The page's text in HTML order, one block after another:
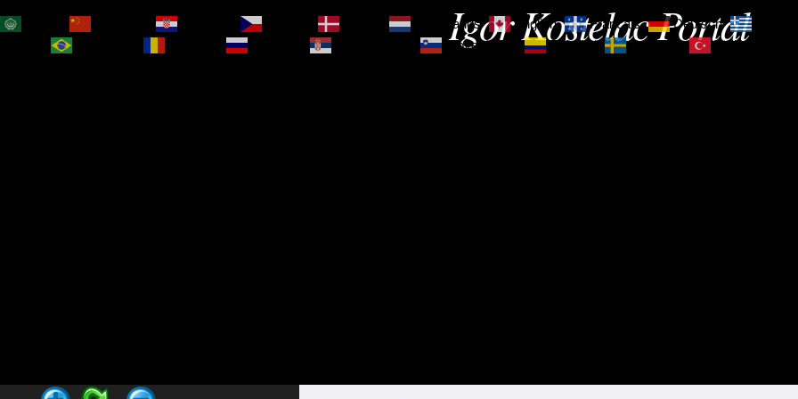
Igor Kostelac Portal
Nederlands English Français Deutsch
Slovenščina Español Svenska Türkçe